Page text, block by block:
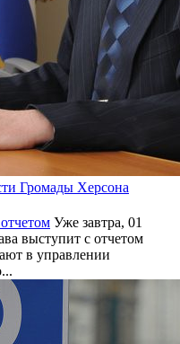
Громады Херсона
Уже завтра, 01
выступит с отчетом
в управлении